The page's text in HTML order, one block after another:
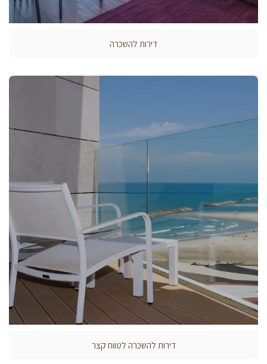
דירות להשכרה
דירות להשכרה לטווח קצר